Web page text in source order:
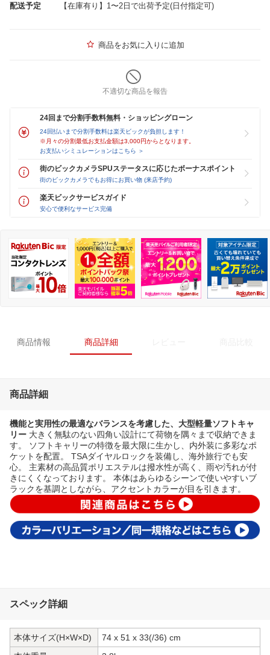
配送予定 【在庫有り】1〜2日で出荷予定(日付指定可)
商品をお気に入りに追加
不適切な商品を報告
24回まで分割手数料無料・ショッピングローン
24回払いまで分割手数料は楽天ビックが負担します！
※月々の分割最低お支払金額は3,000円からとなります。
お支払いシミュレーションはこちら ＞
街のビックカメラSPUステータスに応じたボーナスポイント
街のビックカメラでもお得にお買い物 (来店予約)
楽天ビックサービスガイド
安心で便利なサービス完備
商品情報 商品詳細
商品詳細
機能と実用性の最適なバランスを考慮した、大型軽量ソフトキャ
リー 大きく無駄のない四角い設計にて荷物を隅々まで収納できま
す。 ソフトキャリーの特徴を最大限に生かし、内外装に多彩なポ
ケットを配置。 TSAダイヤルロックを装備し、海外旅行でも安
心。 主素材の高品質ポリエステルは撥水性が高く、雨や汚れが付
きにくくなっております。 本体はあらゆるシーンで使いやすいブ
ラックを基調としながら、アクセントカラーが目を引きます。
スペック詳細
本体サイズ(H×W×D)
74 x 51 x 33(/36) cm